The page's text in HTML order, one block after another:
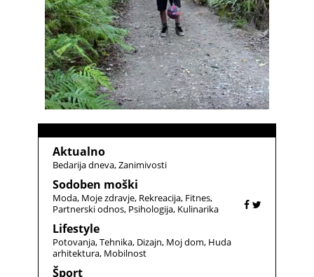
Aktualno
Bedarija dneva Zanimivosti
Sodoben moški
Moda Moje zdravje Rekreacija Fitnes
Partnerski odnos Psihologija Kulinarika
Lifestyle
Potovanja Tehnika Dizajn Moj dom Huda
arhitektura Mobilnost
Šport